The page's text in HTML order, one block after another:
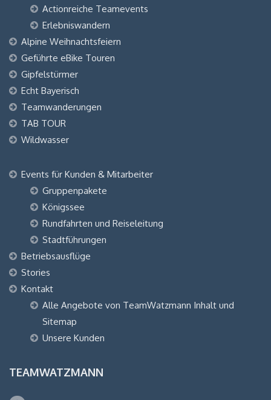
Actionreiche Teamevents
Erlebniswandern
Alpine Weihnachtsfeiern
Geführte eBike Touren
Gipfelstürmer
Echt Bayerisch
Teamwanderungen
TAB TOUR
Wildwasser
Events für Kunden & Mitarbeiter
Gruppenpakete
Königssee
Rundfahrten und Reiseleitung
Stadtführungen
Betriebsausflüge
Stories
Kontakt
Alle Angebote von TeamWatzmann Inhalt und
Sitemap
Unsere Kunden
TEAMWATZMANN